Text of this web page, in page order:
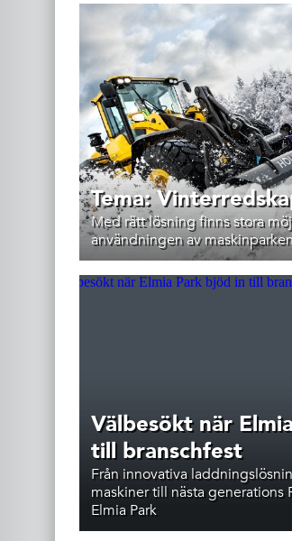
Tema:
Med rätt lösning finns stora
användningen av
Välbesökt när
till branschfest
Från innovativa
maskiner till nästa generations
Elmia Park